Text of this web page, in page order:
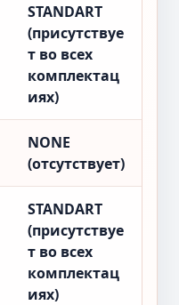
STANDART
(присутствуе
т во всех
комплектац
иях)
NONE
(отсутствует)
STANDART
(присутствуе
т во всех
комплектац
иях)